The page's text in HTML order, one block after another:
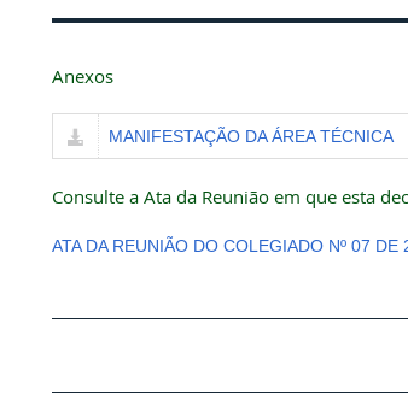
Anexos
MANIFESTAÇÃO DA ÁREA TÉCNICA
Consulte a Ata da Reunião em que esta
ATA DA REUNIÃO DO COLEGIADO Nº 07 DE